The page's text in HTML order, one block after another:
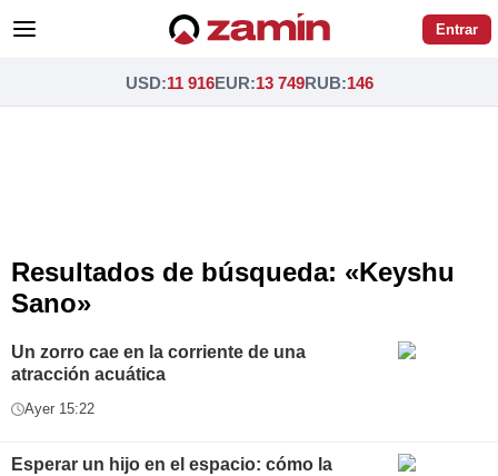
Entrar
USD:11 916EUR:13 749RUB:146
Resultados de búsqueda: «Keyshu
Sano»
Un zorro cae en la corriente de una
atracción acuática
Ayer 15:22
Esperar un hijo en el espacio: cómo la